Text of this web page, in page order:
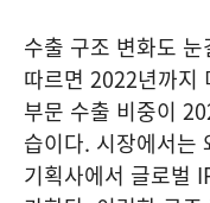
수출 구조 변화도
따르면 2022년까지
부문 수출 비중이
습이다. 시장에서는
기획사에서 글로벌